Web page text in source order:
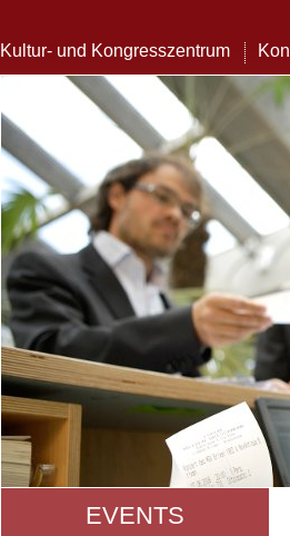
Kultur- und Kongresszentrum
EVENTS